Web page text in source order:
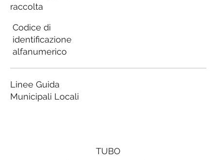
raccolta
Codice di
identificazione
alfanumerico
Linee Guida
Municipali Locali
TUBO